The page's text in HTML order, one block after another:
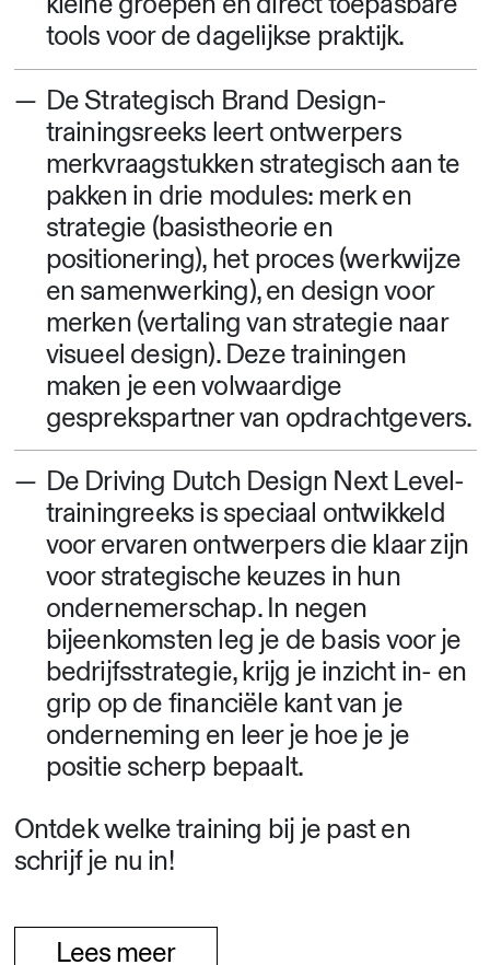
tools voor de dagelijkse praktijk.
De Strategisch Brand Design-
trainingsreeks leert ontwerpers
merkvraagstukken strategisch aan te
pakken in drie modules: merk en
strategie (basistheorie en
positionering), het proces (werkwijze
en samenwerking), en design voor
merken (vertaling van strategie naar
visueel design). Deze trainingen
maken je een volwaardige
gesprekspartner van opdrachtgevers.
De Driving Dutch Design Next Level-
trainingreeks is speciaal ontwikkeld
voor ervaren ontwerpers die klaar zijn
voor strategische keuzes in hun
ondernemerschap. In negen
bijeenkomsten leg je de basis voor je
bedrijfsstrategie, krijg je inzicht in- en
grip op de financiële kant van je
onderneming en leer je hoe je je
positie scherp bepaalt.
Ontdek welke training bij je past en
schrijf je nu in!
Lees meer